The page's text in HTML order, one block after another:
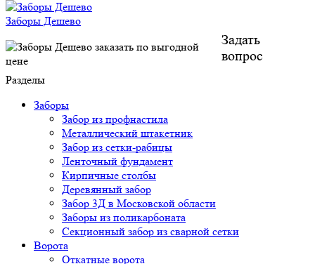
Заборы Дешево
Задать
вопрос
Разделы
Заборы
Забор из профнастила
Металлический штакетник
Забор из сетки-рабицы
Ленточный фундамент
Кирпичные столбы
Деревянный забор
Забор 3Д в Московской области
Заборы из поликарбоната
Секционный забор из сварной сетки
Ворота
Откатные ворота